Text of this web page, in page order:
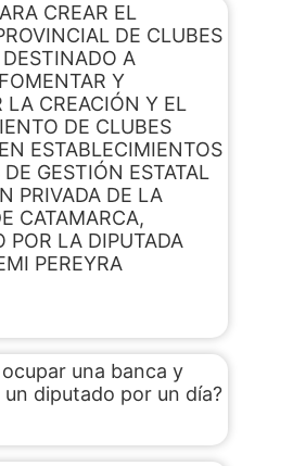
CREAR EL
DE CLUBES
A
Y
LA CREACIÓN Y EL
DE CLUBES
ESTABLECIMIENTOS
GESTIÓN ESTATAL
PRIVADA DE LA
CATAMARCA,
POR LA DIPUTADA
PEREYRA
una banca y
diputado por un día?